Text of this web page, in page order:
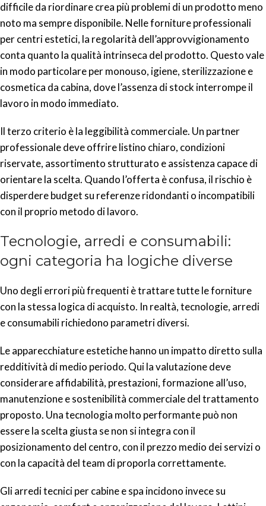
difficile da riordinare crea più problemi di un prodotto meno
noto ma sempre disponibile. Nelle forniture professionali
per centri estetici, la regolarità dell’approvvigionamento
conta quanto la qualità intrinseca del prodotto. Questo vale
in modo particolare per monouso, igiene, sterilizzazione e
cosmetica da cabina, dove l’assenza di stock interrompe il
lavoro in modo immediato.
Il terzo criterio è la leggibilità commerciale. Un partner
professionale deve offrire listino chiaro, condizioni
riservate, assortimento strutturato e assistenza capace di
orientare la scelta. Quando l’offerta è confusa, il rischio è
disperdere budget su referenze ridondanti o incompatibili
con il proprio metodo di lavoro.
Tecnologie, arredi e consumabili:
ogni categoria ha logiche diverse
Uno degli errori più frequenti è trattare tutte le forniture
con la stessa logica di acquisto. In realtà, tecnologie, arredi
e consumabili richiedono parametri diversi.
Le apparecchiature estetiche hanno un impatto diretto sulla
redditività di medio periodo. Qui la valutazione deve
considerare affidabilità, prestazioni, formazione all’uso,
manutenzione e sostenibilità commerciale del trattamento
proposto. Una tecnologia molto performante può non
essere la scelta giusta se non si integra con il
posizionamento del centro, con il prezzo medio dei servizi o
con la capacità del team di proporla correttamente.
Gli arredi tecnici per cabine e spa incidono invece su